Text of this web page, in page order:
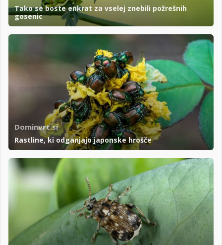
Tako se boste enkrat za vselej znebili požrešnih
gosenic
Dominvrt.si
Rastline, ki odganjajo japonske hrošče